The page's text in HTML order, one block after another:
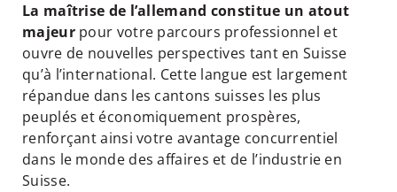
La maîtrise de l’allemand constitue un atout
majeurpour votre parcours professionnel et
ouvre de nouvelles perspectives tant en Suisse
qu’à l’international. Cette langue est largement
répandue dans les cantons suisses les plus
peuplés et économiquement prospères,
renforçant ainsi votre avantage concurrentiel
dans le monde des affaires et de l’industrie en
Suisse.